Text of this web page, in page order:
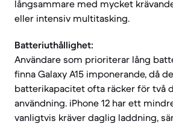
långsammare med mycket
eller intensiv multitasking.
Batteriuthållighet:
Användare som prioriterar lång
finna Galaxy A15 imponerande, då
batterikapacitet ofta räcker för två
användning. iPhone 12 har ett
vanligtvis kräver daglig laddning,